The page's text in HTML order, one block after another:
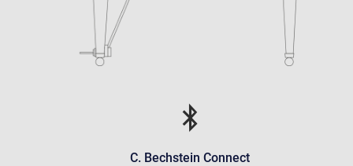
C. Bechstein Connect